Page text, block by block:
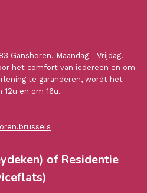
Ganshoren. Maandag - Vrijdag.
het comfort van iedereen en om
te garanderen, wordt het
en om 16u.
of Residentie